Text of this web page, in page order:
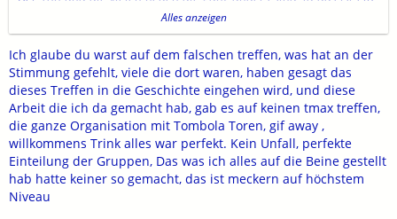
Wie ich das 2013 mit dem Eintritt in das Tmaxforum erleben
konnte, das gibt es so nicht mehr.
Da waren Ratschläge und Tipps für Neueinsteiger noch herzlich
und hilfreich.
Die Treffen bei Shiwa genial.
Mein letztes Treffen war 2018 in Damüls, auch da waren sich
nicht mehr alle grün, die Stimmung fehlte.
Das Menschen das Fahrzeug wechseln, ist der Lauf der Dinge.
Aber Robo, diese Treffen im Schwarzwald waren immer ein
schöner Saisonabschluß.
Alles anzeigen
Ich glaube du warst auf dem falschen treffen, was hat an der
Stimmung gefehlt, viele die dort waren, haben gesagt das
dieses Treffen in die Geschichte eingehen wird, und diese
Arbeit die ich da gemacht hab, gab es auf keinen tmax treffen,
die ganze Organisation mit Tombola Toren, gif away ,
willkommens Trink alles war perfekt. Kein Unfall, perfekte
Einteilung der Gruppen, Das was ich alles auf die Beine gestellt
hab hatte keiner so gemacht, das ist meckern auf höchstem
Niveau